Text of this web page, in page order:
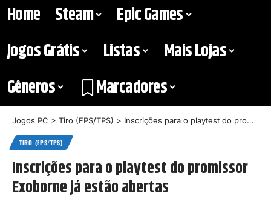
Home Steam
Epic Games
Jogos Grátis
Listas
Mais Lojas
Gêneros
Marcadores
Jogos PC > Tiro (FPS/TPS) > Inscrições para o playtest do promissor Exoborne já estão abertas
TIRO (FPS/TPS)
Inscrições para o playtest do promissor
Exoborne já estão abertas